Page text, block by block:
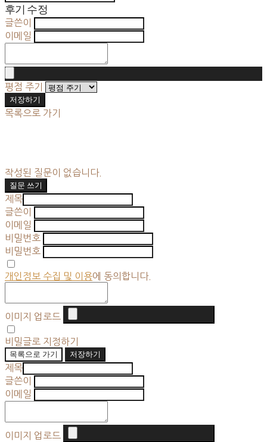
후기 수정
글쓴이
이메일
평점 주기
저장하기
목록으로 가기
작성된 질문이 없습니다.
질문 쓰기
제목
글쓴이
이메일
비밀번호
비밀번호
개인정보 수집 및 이용에 동의합니다.
이미지 업로드
비밀글로 지정하기
목록으로 가기
저장하기
제목
글쓴이
이메일
이미지 업로드